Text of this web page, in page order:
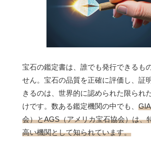
宝石の鑑定書は、誰でも発行できるも
せん。宝石の品質を正確に評価し、証
きるのは、世界的に認められた限られ
けです。数ある鑑定機関の中でも、
会）とAGS（アメリカ宝石協会）は、
高い機関として知られています。